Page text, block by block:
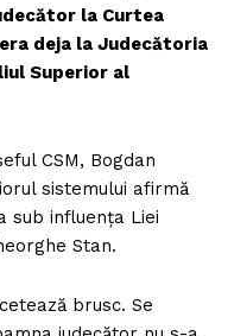
la Curtea
deja la Judecătoria
Superior al
CSM, Bogdan
sistemului afirmă
sub influența Liei
Stan.
brusc. Se